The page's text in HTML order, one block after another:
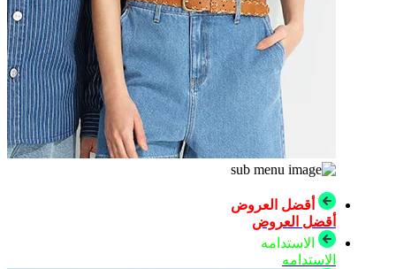
أقضل العروض
أقضل العروض
الاستدامه
الاستدامه